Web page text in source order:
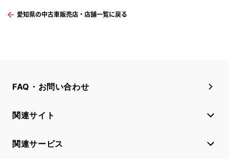
愛知県の中古車販売店・店舗一覧に戻る
FAQ・お問い合わせ
関連サイト
関連サービス